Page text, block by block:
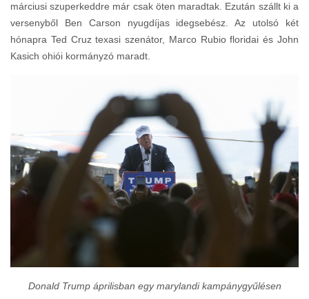
márciusi szuperkeddre már csak öten maradtak. Ezután szállt ki a
versenyből Ben Carson nyugdíjas idegsebész. Az utolsó két
hónapra Ted Cruz texasi szenátor, Marco Rubio floridai és John
Kasich ohiói kormányzó maradt.
Donald Trump áprilisban egy marylandi kampánygyűlésen